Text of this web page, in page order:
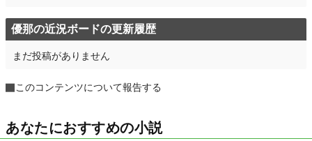
優那の近況ボードの更新履歴
まだ投稿がありません
このコンテンツについて報告する
あなたにおすすめの小説